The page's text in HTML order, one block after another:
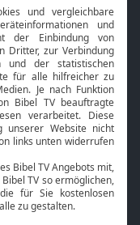
TV
Online-Bibel
Gottesdienst
TV-Empfang